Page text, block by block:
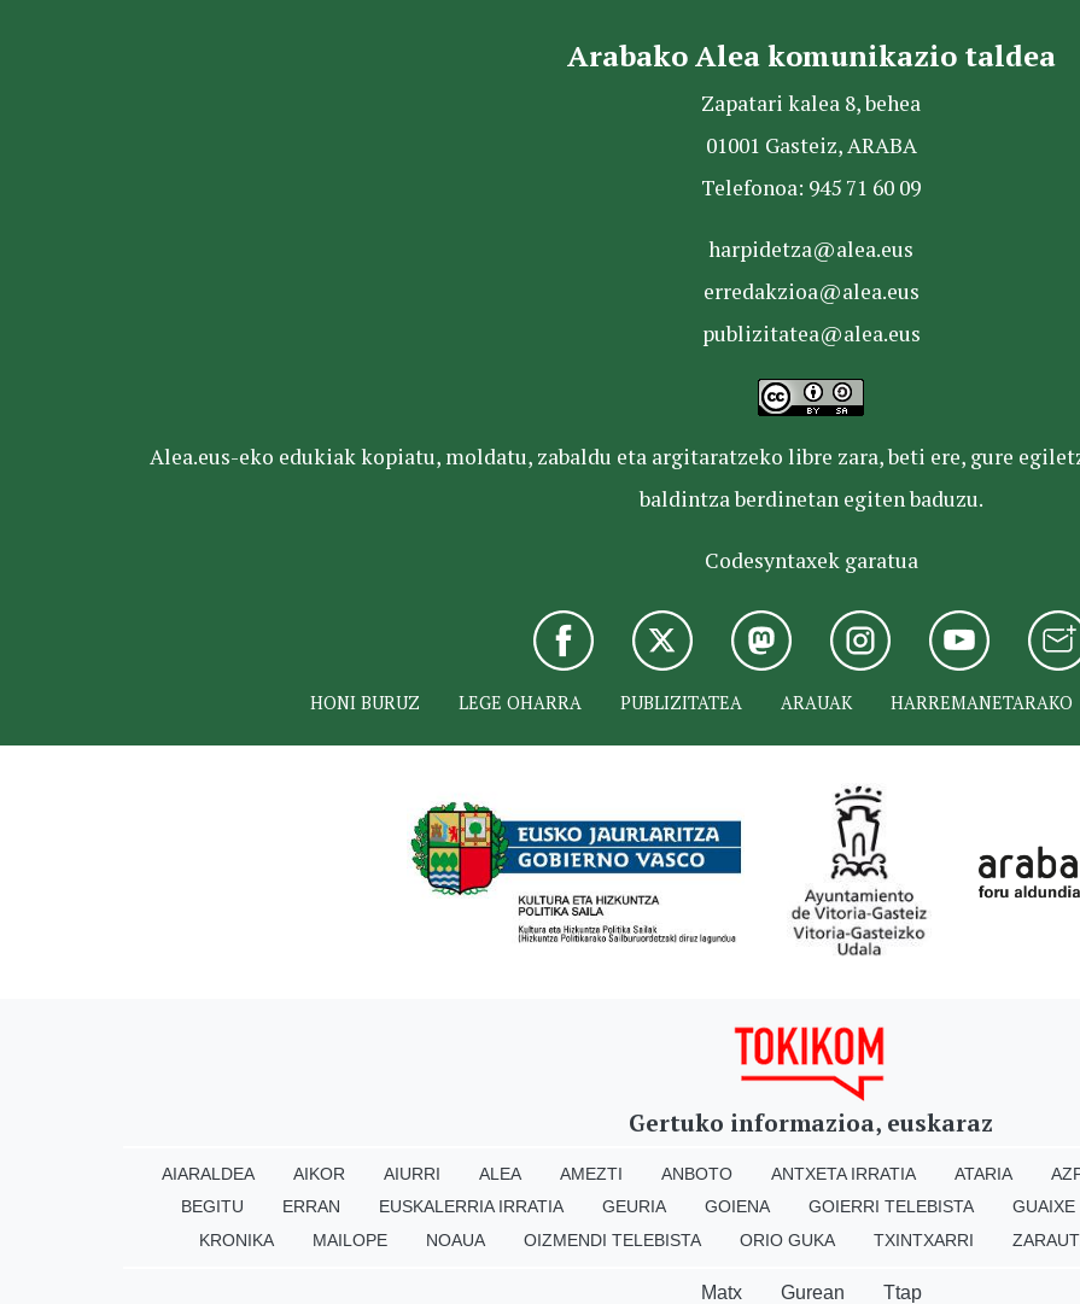
Arabako Alea komunikazio taldea
Zapatari kalea 8, behea
01001 Gasteiz, ARABA
Telefonoa: 945 71 60 09
harpidetza@alea.eus
erredakzioa@alea.eus
publizitatea@alea.eus
Alea.eus-eko edukiak kopiatu, moldatu, zabaldu eta argitaratzeko libre zara, beti ere, gure
baldintza berdinetan egiten baduzu.
Codesyntaxek garatua
HONI BURUZ LEGE OHARRA PUBLIZITATEA ARAUAK HARREMANETARAKO
Gertuko informazioa, euskaraz
AIARALDEA AIKOR AIURRI ALEA AMEZTI ANBOTO ANTXETA IRRATIA ATARIA
BEGITU
ERRAN EUSKALERRIA IRRATIA GEURIA GOIENA GOIERRI TELEBISTA GUAIXE
KRONIKA
MAILOPE NOAUA OIZMENDI TELEBISTA ORIO GUKA TXINTXARRI
Matx Gurean Ttap